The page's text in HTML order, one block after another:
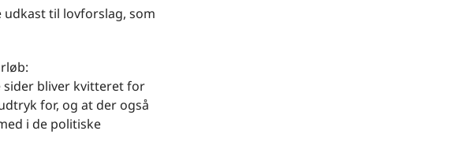
til lovforslag, som
sider bliver kvitteret for
for, og at der også
i de politiske